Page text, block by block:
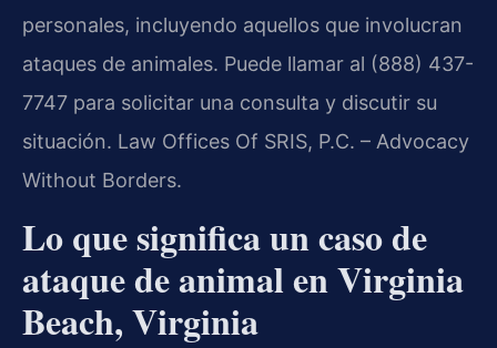
personales, incluyendo aquellos que involucran
ataques de animales. Puede llamar al (888) 437-
7747 para solicitar una consulta y discutir su
situación. Law Offices Of SRIS, P.C. – Advocacy
Without Borders.
Lo que significa un caso de
ataque de animal en Virginia
Beach, Virginia